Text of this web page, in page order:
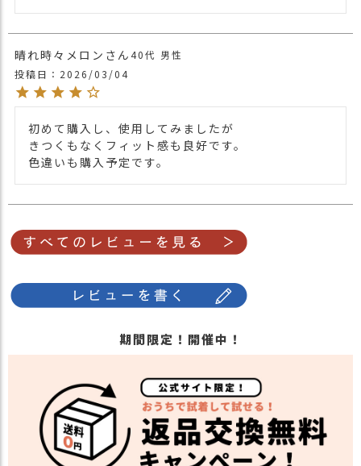
注意点
・長時間濡れたままで重ねて置いたり、汗
や雨などでぬれた時は他の衣料等に 移染す
る場合がございますのでお気を付け下さ
軽にお問い合わせ下さい。
関連商品 他の人気ヘアバンドは
晴れ時々メロン 40代 男性
投稿日
2026/03/04
初めて購入し、使用してみましたが
きつくもなくフィット感も良好です。
色違いも購入予定です。
期間限定！開催中！